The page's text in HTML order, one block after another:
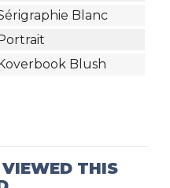
Blanc
Blush
THIS